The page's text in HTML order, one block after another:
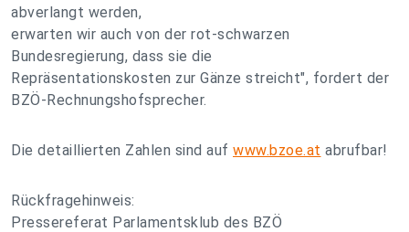
abverlangt werden,
erwarten wir auch von der rot-schwarzen
Bundesregierung, dass sie die
Repräsentationskosten zur Gänze streicht", fordert der
BZÖ-Rechnungshofsprecher.
Die detaillierten Zahlen sind auf www.bzoe.at abrufbar!
Rückfragehinweis:
Pressereferat Parlamentsklub des BZÖ